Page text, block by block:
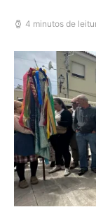
4 minutos de